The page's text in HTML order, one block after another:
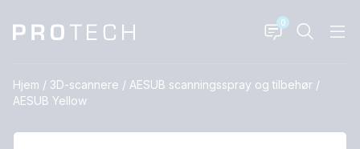
0
Hjem / 3D-scannere / AESUB scanningsspray og tilbehør /
AESUB Yellow